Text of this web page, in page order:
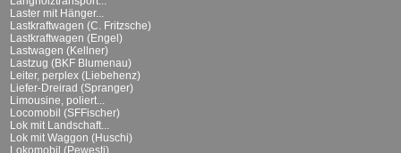
Laster mit Hänger...
Lastkraftwagen (C. Fritzsche)
Lastkraftwagen (Engel)
Lastwagen (Kellner)
Lastzug (BKF Blumenau)
Leiter, perplex (Liebehenz)
Liefer-Dreirad (Spranger)
Limousine, poliert...
Locomobil (SFFischer)
Lok mit Landschaft...
Lok mit Waggon (Huschi)
Lokomobil (Pewesti)